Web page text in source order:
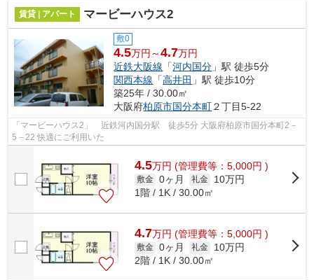
賃貸 | アパート マービーハウス2
敷0
4.5万円～4.7万円
近鉄大阪線 「河内国分 」駅 徒歩5分
関西本線 「高井田 」駅 徒歩10分
築25年 / 30.00㎡
大阪府柏原市国分本町２丁目5-22
「マービーハウス2」 近鉄河内国分駅 徒歩5分 大阪府柏原市国分本町2－
5－22 快適にご利用いた
4.5万円 (管理費等：5,000円 )
敷金 0ヶ月 礼金
10万円
1階 / 1K / 30.00㎡
4.7万円 (管理費等：5,000円 )
敷金 0ヶ月 礼金
10万円
2階 / 1K / 30.00㎡